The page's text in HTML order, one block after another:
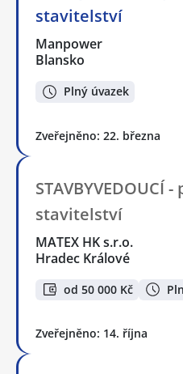
stavitelství
Manpower
Blansko
Plný úvazek
Zveřejněno: 22. března
STAVBYVEDOUCÍ
stavitelství
MATEX HK s.r.o.
Hradec Králové
od 50 000 Kč
Zveřejněno: 14. října